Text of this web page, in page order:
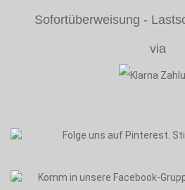
Sofortüberweisung -
via